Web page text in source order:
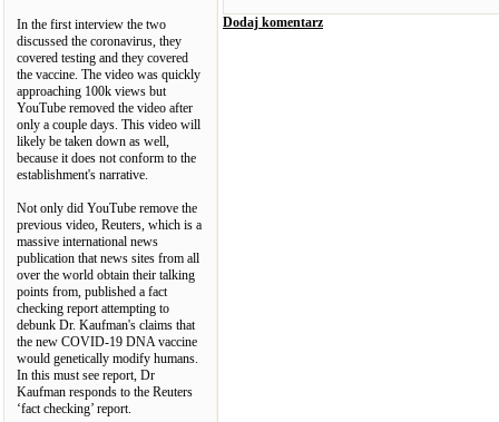
In the first interview the two
discussed the coronavirus, they
covered testing and they covered
the vaccine. The video was quickly
approaching 100k views but
YouTube removed the video after
only a couple days. This video will
likely be taken down as well,
because it does not conform to the
establishment's narrative.
Not only did YouTube remove the
previous video, Reuters, which is a
massive international news
publication that news sites from all
over the world obtain their talking
points from, published a fact
checking report attempting to
debunk Dr. Kaufman's claims that
the new COVID-19 DNA vaccine
would genetically modify humans.
In this must see report, Dr
Kaufman responds to the Reuters
‘fact checking’ report.
Dodaj komentarz